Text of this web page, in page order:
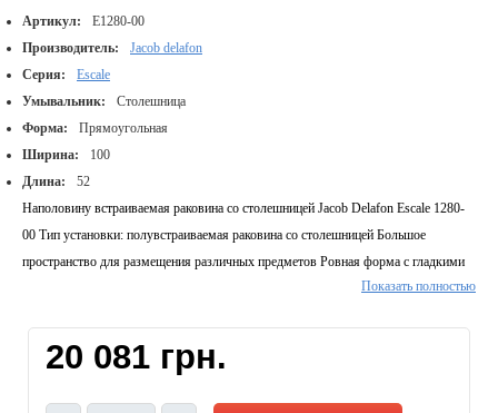
Артикул:
E1280-00
Производитель:
Jacob delafon
Серия:
Escale
Умывальник:
Столешница
Форма:
Прямоугольная
Ширина:
100
Длина:
52
Наполовину встраиваемая раковина со столешницей Jacob Delafon Escale 1280-
00 Тип установки: полувстраиваемая раковина со столешницей Большое
пространство для размещения различных предметов Ровная форма с гладкими
линиями С одним отверстием для смесителя С отверстием перелива Материал:
Показать полностью
20 081 грн.